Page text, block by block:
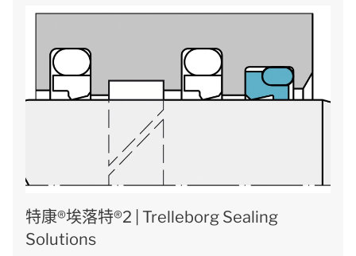
特康®埃落特®2 | Trelleborg Sealing
Solutions